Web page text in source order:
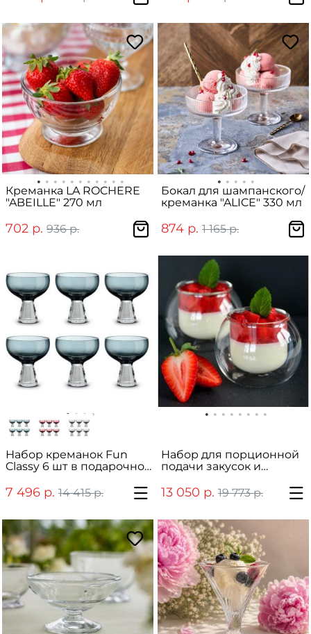
Креманка LA ROCHERE
"ABEILLE" 270 мл
702 р. 936 р.
Бокал для шампанского/
креманка "ALICE" 330 мл
874 р. 1 165 р.
Набор креманок Fun
Classy 6 шт в подарочной
7 496 р. 14 415 р.
Набор для порционной
подачи закусок и
13 050 р. 19 773 р.